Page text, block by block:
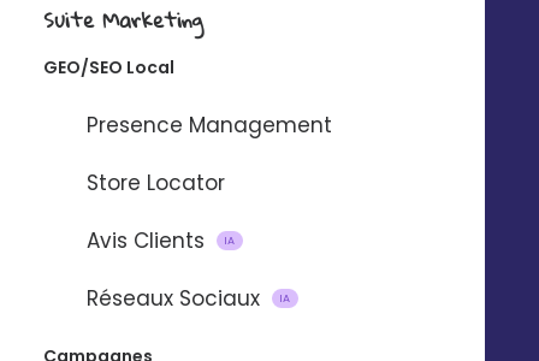
Suite Marketing
GEO/SEO Local
Presence Management
Store Locator
Avis Clients
IA
Réseaux Sociaux IA
Campagnes
Plus de 700 ventes
grâce aux
campagnes
marketing